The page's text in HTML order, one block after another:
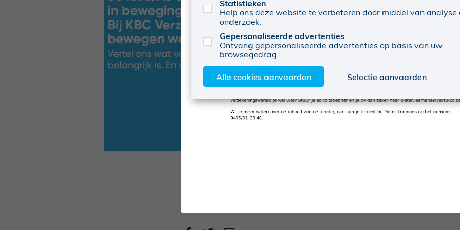
Statistieken
Help ons deze website te verbeteren door middel van analyse
onderzoek.
Gepersonaliseerde advertenties
Ontvang gepersonaliseerde advertenties op basis van uw
browsegedrag.
Alle cookies aanvaarden Selectie aanvaarden